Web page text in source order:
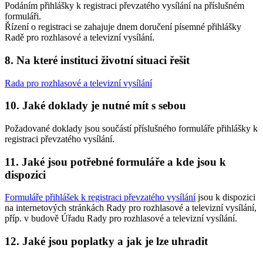
Podáním přihlášky k registraci převzatého vysílání na příslušném
formuláři.
Řízení o registraci se zahajuje dnem doručení písemné přihlášky
Radě pro rozhlasové a televizní vysílání.
8. Na které instituci životní situaci řešit
Rada pro rozhlasové a televizní vysílání
10. Jaké doklady je nutné mít s sebou
Požadované doklady jsou součástí příslušného formuláře přihlášky k
registraci převzatého vysílání.
11. Jaké jsou potřebné formuláře a kde jsou k
dispozici
Formuláře přihlášek k registraci převzatého vysílání jsou k dispozici
na internetových stránkách Rady pro rozhlasové a televizní vysílání,
příp. v budově Úřadu Rady pro rozhlasové a televizní vysílání.
12. Jaké jsou poplatky a jak je lze uhradit